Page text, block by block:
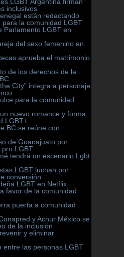
LGBT Argentina firman
inclusivos
están redactando
para la comunidad LGBT
Parlamento LGBT en
del sexo femenino en
aprueba el matrimonio
de los derechos de la
City” integra a personaje
para la comunidad
nuevo romance y forma
LGBT+
BC se reúne con
de Guanajuato por
pro LGBT
tendrá un escenario Lgbt
LGBT luchan por
conversión
LGBT en Netflix
favor de la comunidad
puerta a comunidad
y Acnur México se
de la inclusión
y eliminar
entre las personas LGBT